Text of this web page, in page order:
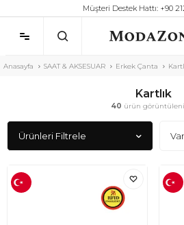
Müşteri Destek Hattı: +90
Anasayfa SAAT & AKSESUAR Erkek Çanta
Kartlık
40 ürün
Ürünleri Filtrele